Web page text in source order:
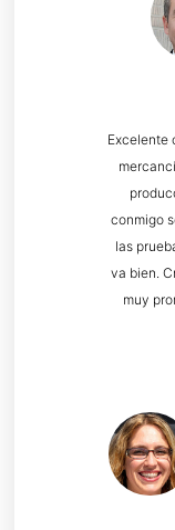
Excelente
conmigo
las
va bien.
muy